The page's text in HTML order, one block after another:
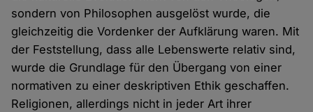
sondern von Philosophen ausgelöst wurde, die
gleichzeitig die Vordenker der Aufklärung waren. Mit
der Feststellung, dass alle Lebenswerte relativ sind,
wurde die Grundlage für den Übergang von einer
normativen zu einer deskriptiven Ethik geschaffen.
Religionen, allerdings nicht in jeder Art ihrer